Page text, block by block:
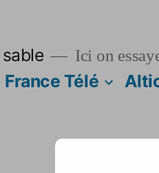
Ici on
France Télé